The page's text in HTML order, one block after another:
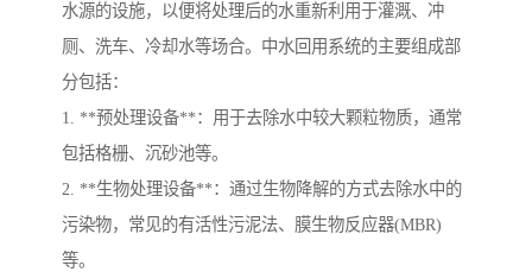
水源的设施，以便将处理后的水重新利用于灌溉、冲
厕、洗车、冷却水等场合。中水回用系统的主要组成部
分包括：
1. **预处理设备**：用于去除水中较大颗粒物质，通常
包括格栅、沉砂池等。
2. **生物处理设备**：通过生物降解的方式去除水中的
污染物，常见的有活性污泥法、膜生物反应器(MBR)
等。